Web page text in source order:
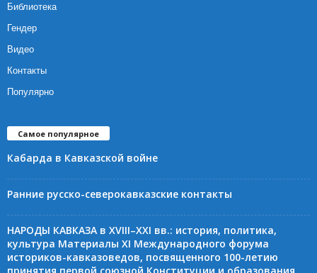
Библиотека
Гендер
Видео
Контакты
Популярно
Самое популярное
Кабарда в Кавказской войне
Ранние русско-северокавказские контакты
НАРОДЫ КАВКАЗА в XVIII–XXI вв.: история, политика,
культура Материалы XI Международного форума
историков-кавказоведов, посвященного 100-летию
принятия первой союзной Конституции и образования